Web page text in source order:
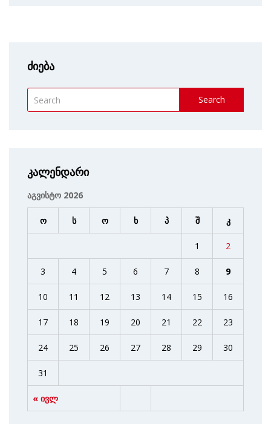
ძიება
Search
კალენდარი
აგვისტო 2026
ო ს ო ხ პ შ კ
« ივლ
1 2
3 4 5 6 7 8 9
10 11 12 13 14 15 16
17 18 19 20 21 22 23
24 25 26 27 28 29 30
31